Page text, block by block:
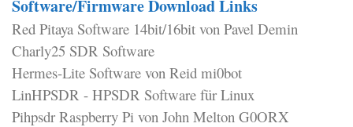
Software/Firmware Download Links
Red Pitaya Software 14bit/16bit von Pavel Demin
Charly25 SDR Software
Hermes-Lite Software von Reid mi0bot
LinHPSDR - HPSDR Software für Linux
Pihpsdr Raspberry Pi von John Melton G0ORX